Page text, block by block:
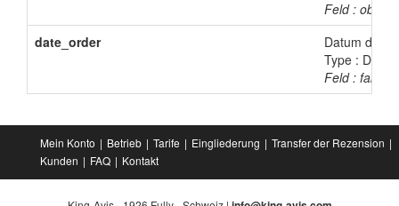
Feld :
date_order
Datum der
Type :
Feld :
Mein Konto Betrieb Tarife Eingliederung
Transfer der Rezension
Kunden
FAQ Kontakt